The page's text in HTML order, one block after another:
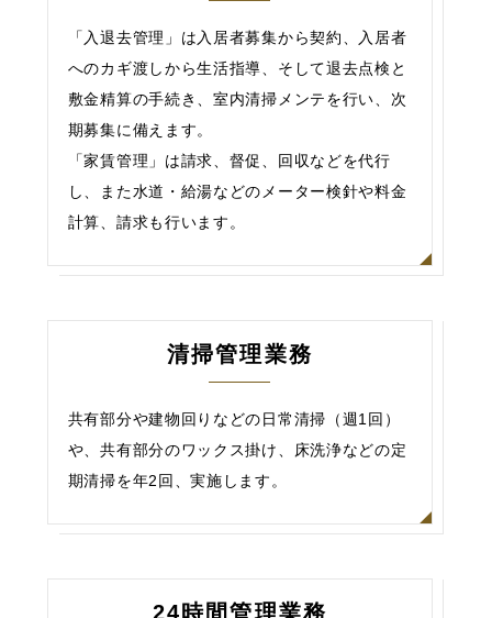
「入退去管理」は入居者募集から契約、入居者
へのカギ渡しから生活指導、そして退去点検と
敷金精算の手続き、室内清掃メンテを行い、次
期募集に備えます。
「家賃管理」は請求、督促、回収などを代行
し、また水道・給湯などのメーター検針や料金
計算、請求も行います。
清掃管理業務
共有部分や建物回りなどの日常清掃（週1回）
や、共有部分のワックス掛け、床洗浄などの定
期清掃を年2回、実施します。
24時間管理業務